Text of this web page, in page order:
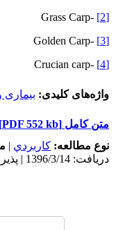
[2]
-Grass Carp
[3]
-Golden Carp
[4]
-Crucian carp
واژه‌های کلیدی:
متن کامل [PDF 552 kb]
نوع مطالعه: كاربردي |
دریافت: 1396/3/14 | پذیرش: 1396/5/10 | انتشار: 1396/5/10